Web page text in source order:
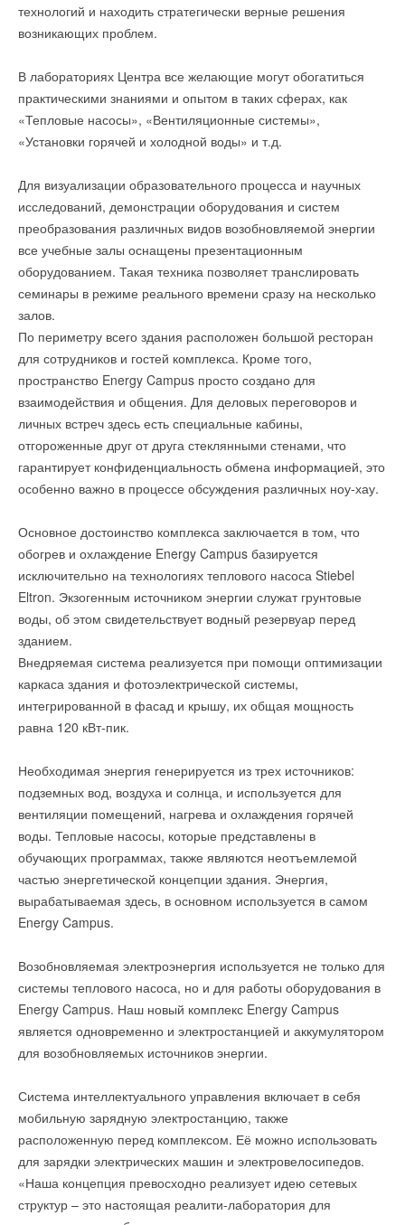
технологий и находить стратегически верные решения
возникающих проблем.
В лабораториях Центра все желающие могут обогатиться
практическими знаниями и опытом в таких сферах, как
«Тепловые насосы», «Вентиляционные системы»,
«Установки горячей и холодной воды» и т.д.
Для визуализации образовательного процесса и научных
исследований, демонстрации оборудования и систем
преобразования различных видов возобновляемой энергии
все учебные залы оснащены презентационным
оборудованием. Такая техника позволяет транслировать
семинары в режиме реального времени сразу на несколько
залов.
По периметру всего здания расположен большой ресторан
для сотрудников и гостей комплекса. Кроме того,
пространство Energy Campus просто создано для
взаимодействия и общения. Для деловых переговоров и
личных встреч здесь есть специальные кабины,
отгороженные друг от друга стеклянными стенами, что
гарантирует конфиденциальность обмена информацией, это
особенно важно в процессе обсуждения различных ноу-хау.
Основное достоинство комплекса заключается в том, что
обогрев и охлаждение Energy Campus базируется
исключительно на технологиях теплового насоса Stiebel
Eltron. Экзогенным источником энергии служат грунтовые
воды, об этом свидетельствует водный резервуар перед
зданием.
Внедряемая система реализуется при помощи оптимизации
каркаса здания и фотоэлектрической системы,
интегрированной в фасад и крышу, их общая мощность
равна 120 кВт-пик.
Необходимая энергия генерируется из трех источников:
подземных вод, воздуха и солнца, и используется для
вентиляции помещений, нагрева и охлаждения горячей
воды. Тепловые насосы, которые представлены в
обучающих программах, также являются неотъемлемой
частью энергетической концепции здания. Энергия,
вырабатываемая здесь, в основном используется в самом
Energy Campus.
Возобновляемая электроэнергия используется не только для
системы теплового насоса, но и для работы оборудования в
Energy Campus. Наш новый комплекс Energy Campus
является одновременно и электростанцией и аккумулятором
для возобновляемых источников энергии.
Система интеллектуального управления включает в себя
мобильную зарядную электростанцию, также
расположенную перед комплексом. Её можно использовать
для зарядки электрических машин и электровелосипедов.
«Наша концепция превосходно реализует идею сетевых
структур – это настоящая реалити-лаборатория для
→ Шкафы управления для паровых котлов от «Гермес»
НОВОСТИ СОК 31 ОКТЯБРЯ 2025
НОВОСТИ СОК 31 ОКТЯБРЯ 2025
Viessmann установит тепловые насосы на стадионе
Альянц Арена футбольного клуба Бавария
НОВОСТИ СОК 27 ОКТЯБРЯ 2025
Второй ежегодный «Кубок сварки Гермес»
НОВОСТИ СОК 4 АПРЕЛЯ 2025
Уведомления отключены
Комментарии
В этой теме еще нет комментариев
Добавить комментарий
Ваше имя *
Ваш E-mail *
Текст комментария